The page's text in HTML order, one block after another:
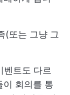
(또는 그냥 그
벤트도 다르
이 회의를 통